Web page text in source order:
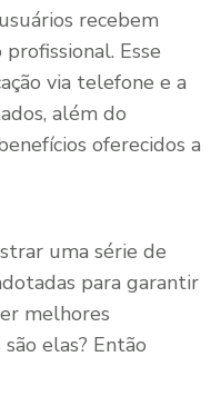
recebem
Esse
via telefone e a
além do
oferecidos a
uma série de
para garantir
melhores
elas? Então